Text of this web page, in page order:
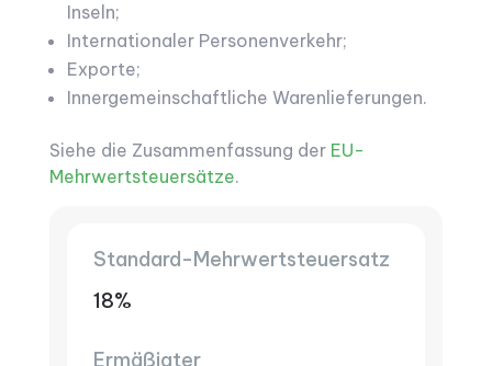
Inseln;
Internationaler Personenverkehr;
Exporte;
Innergemeinschaftliche Warenlieferungen.
Siehe die Zusammenfassung der EU-
Mehrwertsteuersätze.
Standard-Mehrwertsteuersatz
18%
Ermäßigter